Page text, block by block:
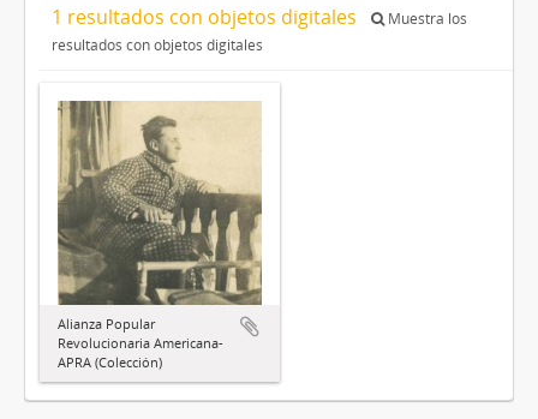
1 resultados con objetos digitales
Muestra los
resultados con objetos digitales
Alianza Popular
Revolucionaria Americana-
APRA (Colección)